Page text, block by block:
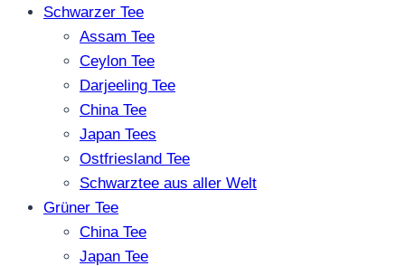
Schwarzer Tee
Assam Tee
Ceylon Tee
Darjeeling Tee
China Tee
Japan Tees
Ostfriesland Tee
Schwarztee aus aller Welt
Grüner Tee
China Tee
Japan Tee